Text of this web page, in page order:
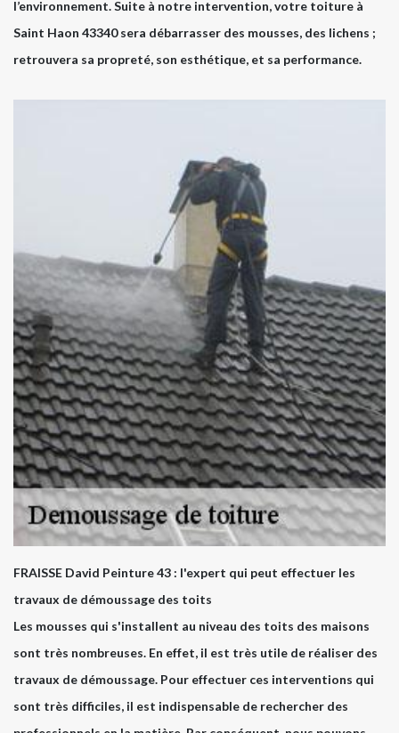
l’environnement. Suite à notre intervention, votre toiture à
Saint Haon 43340 sera débarrasser des mousses, des lichens ;
retrouvera sa propreté, son esthétique, et sa performance.
FRAISSE David Peinture 43 : l'expert qui peut effectuer les
travaux de démoussage des toits
Les mousses qui s'installent au niveau des toits des maisons
sont très nombreuses. En effet, il est très utile de réaliser des
travaux de démoussage. Pour effectuer ces interventions qui
sont très difficiles, il est indispensable de rechercher des